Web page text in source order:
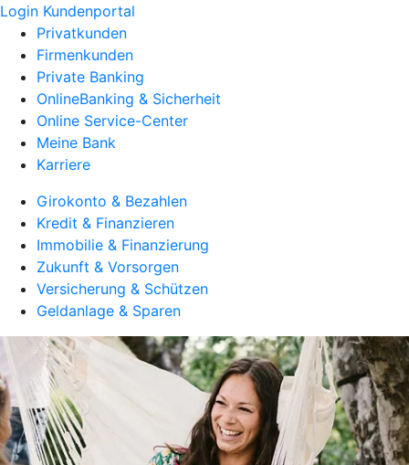
Login Kundenportal
Privatkunden
Firmenkunden
Private Banking
OnlineBanking & Sicherheit
Online Service-Center
Meine Bank
Karriere
Girokonto & Bezahlen
Kredit & Finanzieren
Immobilie & Finanzierung
Zukunft & Vorsorgen
Versicherung & Schützen
Geldanlage & Sparen